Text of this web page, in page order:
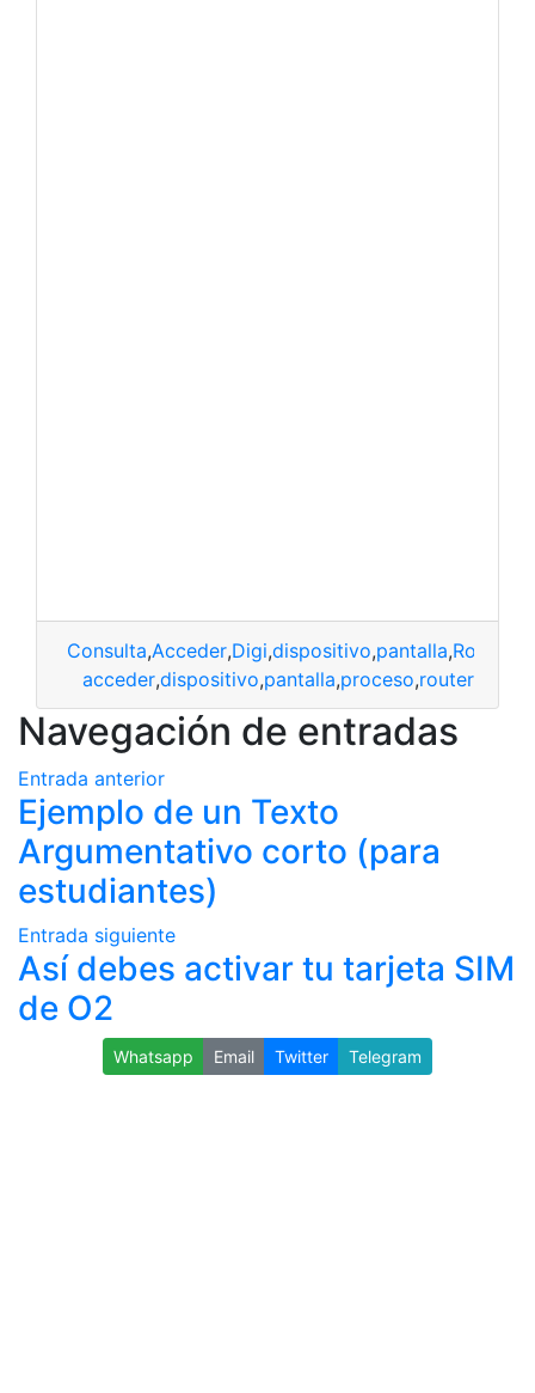
Consulta,Acceder,Digi,dispositivo,pantalla,Router
acceder,dispositivo,pantalla,proceso,router
Navegación de entradas
Entrada anterior
Ejemplo de un Texto
Argumentativo corto (para
estudiantes)
Entrada siguiente
Así debes activar tu tarjeta SIM
de O2
Whatsapp Email Twitter Telegram